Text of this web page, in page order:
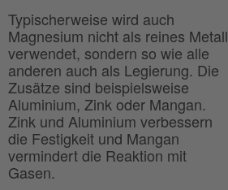
Typischerweise wird auch
Magnesium nicht als reines Metall
verwendet, sondern so wie alle
anderen auch als Legierung. Die
Zusätze sind beispielsweise
Aluminium, Zink oder Mangan.
Zink und Aluminium verbessern
die Festigkeit und Mangan
vermindert die Reaktion mit
Gasen.